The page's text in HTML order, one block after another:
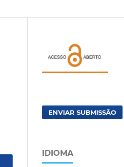
ENVIAR SUBMISSÃO
IDIOMA